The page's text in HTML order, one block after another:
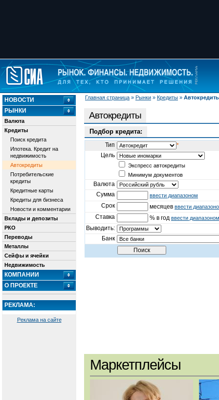
Главная страница » Рынки » Кредиты »
НОВОСТИ
РЫНКИ
Валюта
Кредиты
Поиск кредита
Ипотека. Кредит на
недвижимость
Автокредиты
Потребительские
кредиты
Кредитные карты
Кредиты для бизнеса
Новости и комментарии
Вклады и депозиты
РКО
Переводы
Металлы
Сейфы и ячейки
Недвижимость
КОМПАНИИ
О ПРОЕКТЕ
РЕКЛАМА:
Реклама на сайте
Автокредиты
Подбор кредита:
Тип
*
Цель
Экспресс автокредиты
Минимум документов
Валюта
Сумма
ввести диапазоном
Срок месяцев ввести
Ставка % в год ввести диапазоном
Выводить:
Банк
Маркетплейсы